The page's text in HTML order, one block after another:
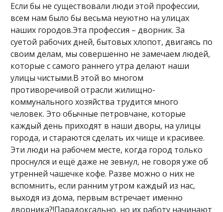
Если бы не существовали люди этой профессии,
всем нам было бы весьма неуютно на улицах
наших городов.Эта профессия – дворник. За
суетой рабочих дней, бытовых хлопот, двигаясь по
своим делам, мы совершенно не замечаем людей,
которые с самого раннего утра делают наши
улицы чистыми.В этой во многом
противоречивой отрасли жилищно-
коммунального хозяйства трудится много
человек. Это обычные петровчане, которые
каждый день приходят в наши дворы, на улицы
города, и стараются сделать их чище и красивее.
Эти люди на рабочем месте, когда город только
проснулся и ещё даже не зевнул, не говоря уже об
утренней чашечке кофе. Разве можно о них не
вспомнить, если ранним утром каждый из нас,
выходя из дома, первым встречает именно
дворника?!Парадоксально, но их работу начинают